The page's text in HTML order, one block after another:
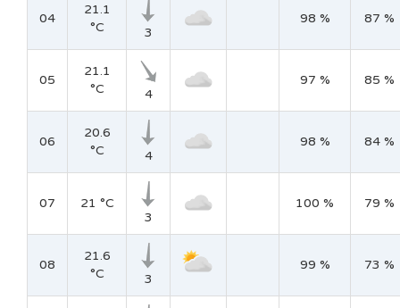
04
21.1
°C
3
98 % 87 %
05
21.1
°C
4
97 % 85 %
06
20.6
°C
4
98 % 84 %
07
21 °C
3
100 % 79 %
08
21.6
°C
3
99 % 73 %